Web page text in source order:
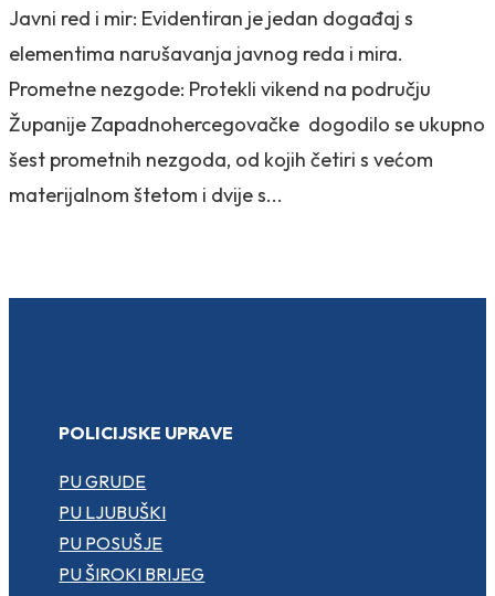
Javni red i mir: Evidentiran je jedan događaj s
elementima narušavanja javnog reda i mira.
Prometne nezgode: Protekli vikend na području
Županije Zapadnohercegovačke dogodilo se ukupno
šest prometnih nezgoda, od kojih četiri s većom
materijalnom štetom i dvije s...
POLICIJSKE UPRAVE
PU GRUDE
PU LJUBUŠKI
PU POSUŠJE
PU ŠIROKI BRIJEG